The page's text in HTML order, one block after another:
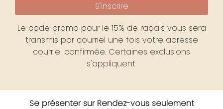
S'inscrire
Le code promo pour le 15% de rabais vous sera
transmis par courriel une fois votre adresse
courriel confirmée. Certaines exclusions
s'appliquent.
Se présenter sur Rendez-vous seulement